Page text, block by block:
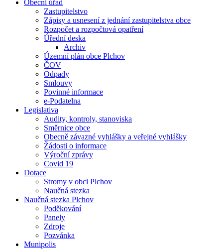
Obecní úřad
Zastupitelstvo
Zápisy a usnesení z jednání zastupitelstva obce
Rozpočet a rozpočtová opatření
Úřední deska
Archiv
Územní plán obce Plchov
ČOV
Odpady
Smlouvy
Povinné informace
e-Podatelna
Legislativa
Audity, kontroly, stanoviska
Směrnice obce
Obecně závazné vyhlášky a veřejné vyhlášky
Žádosti o informace
Výroční zprávy
Covid 19
Dotace
Stromy v obci Plchov
Naučná stezka
Naučná stezka Plchov
Poděkování
Panely
Zdroje
Pozvánka
Munipolis